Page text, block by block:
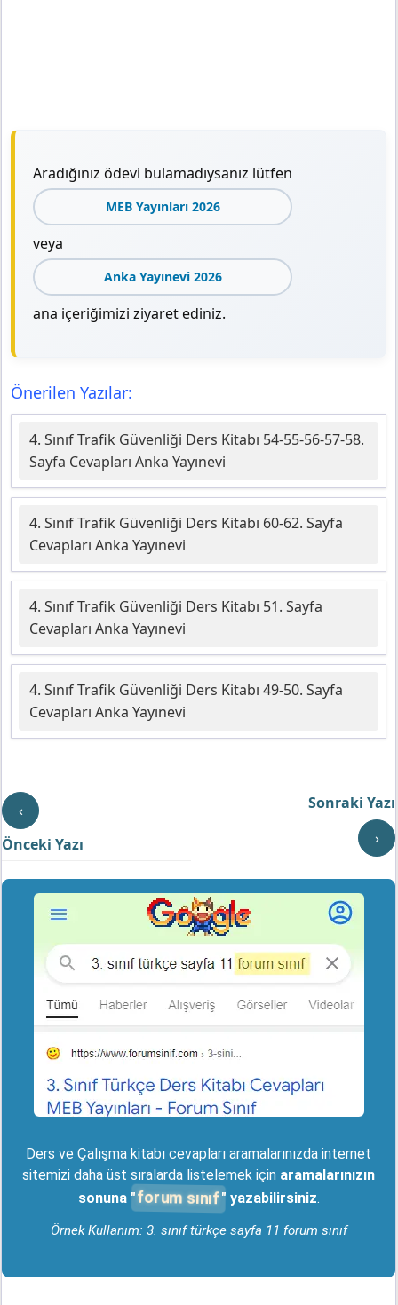
Aradığınız ödevi bulamadıysanız lütfen
MEB Yayınları 2026
veya
Anka Yayınevi 2026
ana içeriğimizi ziyaret ediniz.
Önerilen Yazılar:
4. Sınıf Trafik Güvenliği Ders Kitabı 54-55-56-57-58.
Sayfa Cevapları Anka Yayınevi
4. Sınıf Trafik Güvenliği Ders Kitabı 60-62. Sayfa
Cevapları Anka Yayınevi
4. Sınıf Trafik Güvenliği Ders Kitabı 51. Sayfa
Cevapları Anka Yayınevi
4. Sınıf Trafik Güvenliği Ders Kitabı 49-50. Sayfa
Cevapları Anka Yayınevi
‹
Önceki Yazı
Sonraki Yazı
›
Ders ve Çalışma kitabı cevapları aramalarınızda internet
sitemizi daha üst sıralarda listelemek için aramalarınızın
sonuna " forum sınıf " yazabilirsiniz.
Örnek Kullanım: 3. sınıf türkçe sayfa 11 forum sınıf